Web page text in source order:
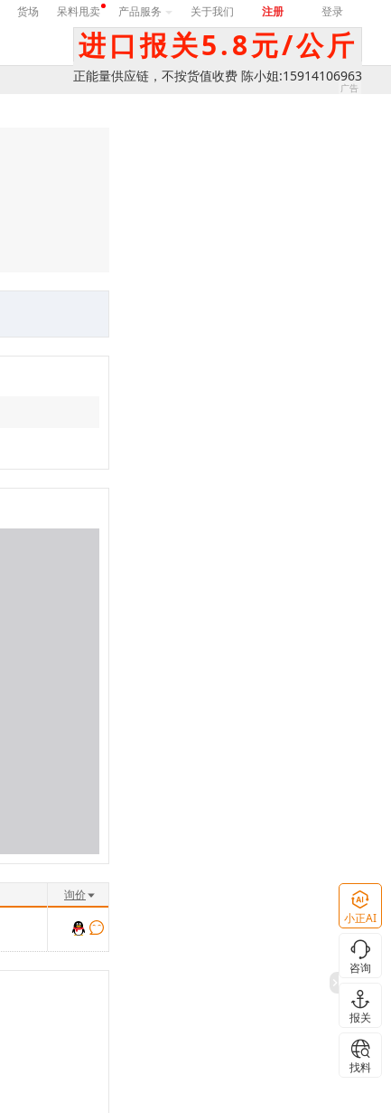
货场 呆料甩卖 产品服务 关于我们 注册 登录
进口报关5.8元/公斤
正能量供应链，不按货值收费 陈小姐:15914106963
询价
小正AI
咨询
报关
找料